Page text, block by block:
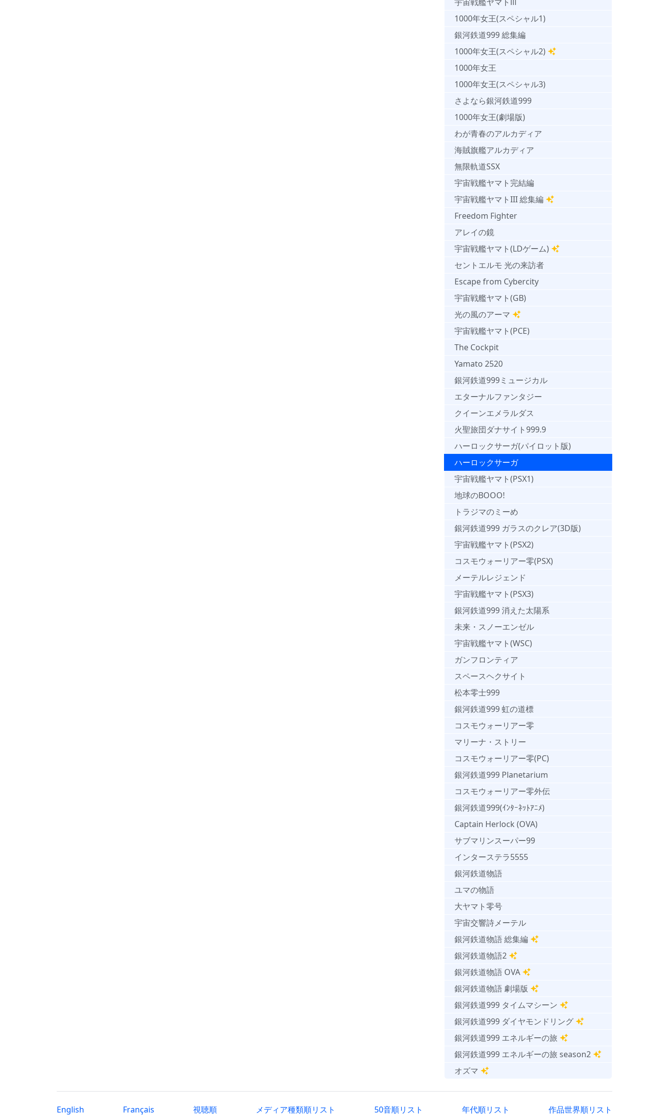
1000年女王(スペシャル1)
銀河鉄道999 総集編
1000年女王(スペシャル2)
1000年女王
1000年女王(スペシャル3)
さよなら銀河鉄道999
1000年女王(劇場版)
わが青春のアルカディア
海賊旗艦アルカディア
無限軌道SSX
宇宙戦艦ヤマト完結編
宇宙戦艦ヤマトIII 総集編
Freedom Fighter
アレイの鏡
宇宙戦艦ヤマト(LDゲーム)
セントエルモ 光の来訪者
Escape from Cybercity
宇宙戦艦ヤマト(GB)
光の風のアーマ
宇宙戦艦ヤマト(PCE)
The Cockpit
Yamato 2520
銀河鉄道999ミュージカル
エターナルファンタジー
クイーンエメラルダス
火聖旅団ダナサイト999.9
ハーロックサーガ(パイロット版)
ハーロックサーガ
宇宙戦艦ヤマト(PSX1)
地球のBOOO!
トラジマのミーめ
銀河鉄道999 ガラスのクレア(3D版)
宇宙戦艦ヤマト(PSX2)
コスモウォーリアー零(PSX)
メーテルレジェンド
宇宙戦艦ヤマト(PSX3)
銀河鉄道999 消えた太陽系
未来・スノーエンゼル
宇宙戦艦ヤマト(WSC)
ガンフロンティア
スペースヘクサイト
松本零士999
銀河鉄道999 虹の道標
コスモウォーリアー零
マリーナ・ストリー
コスモウォーリアー零(PC)
銀河鉄道999 Planetarium
コスモウォーリアー零外伝
銀河鉄道999(ｲﾝﾀｰﾈｯﾄｱﾆﾒ)
Captain Herlock (OVA)
サブマリンスーパー99
インターステラ5555
銀河鉄道物語
ユマの物語
大ヤマト零号
宇宙交響詩メーテル
銀河鉄道物語 総集編
銀河鉄道物語2
銀河鉄道物語 OVA
銀河鉄道物語 劇場版
銀河鉄道999 タイムマシーン
銀河鉄道999 ダイヤモンドリング
銀河鉄道999 エネルギーの旅
銀河鉄道999 エネルギーの旅 season2
オズマ
English Français 視聴順 メディア種類順リスト 50音順リスト 年代順リスト 作品世界順リスト